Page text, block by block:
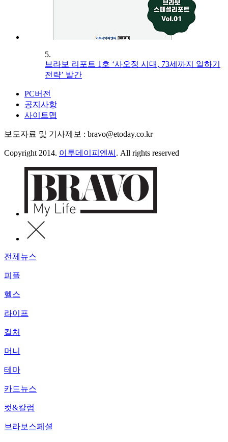
5.
브라보 리포트 1호 ‘사오정 시대, 73세까지 일하기
전략’ 발간
PC버전
공지사항
사이트맵
보도자료 및 기사제보 : bravo@etoday.co.kr
Copyright 2014. 이투데이피엔씨 . All rights reserved
전체뉴스
피플
헬스
라이프
컬처
머니
테마
카드뉴스
컷&칼럼
브라보스페셜